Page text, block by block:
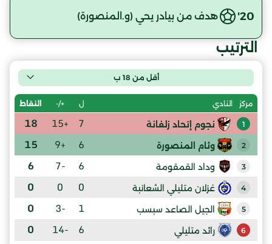
20' هدف من بيادر يحي (و.المنصورة)
الترتيب
أقل من 18 ب
مركز النادي ل +/- النقاط
1 نجوم إتحاد زلفانة 7
+15
18
2 وئام المنصورة 6
+9
15
3 وداد القمقومة 6
-7
6
4 غزلان متليلي الشعانبة 0
0
0
5 الجيل الصاعد سبسب 1
-3
0
6 رائد متليلي 6
-14
0